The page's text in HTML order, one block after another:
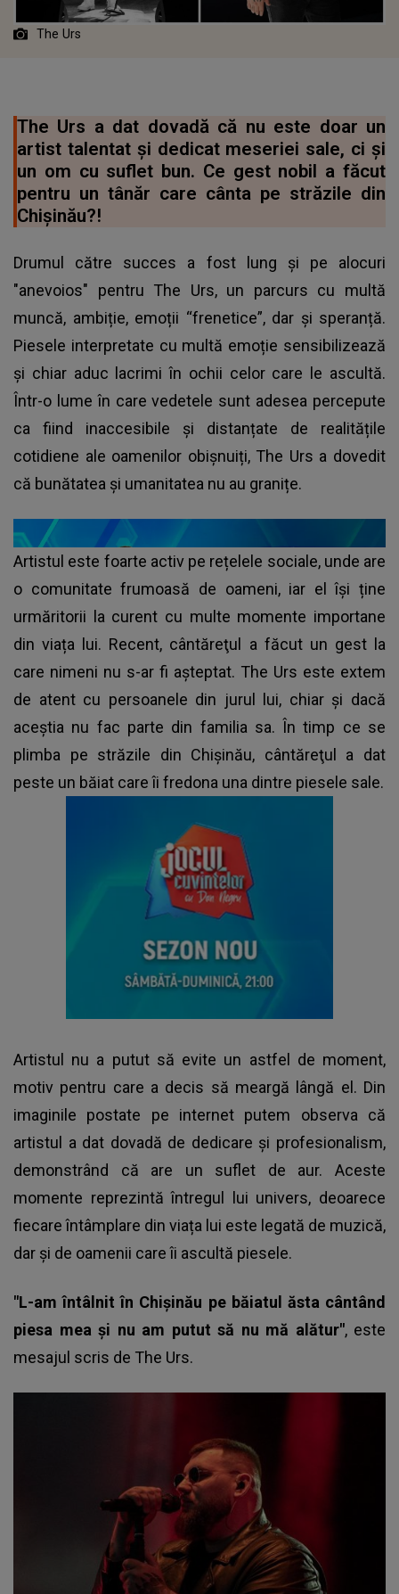
The Urs
The Urs a dat dovadă că nu este doar un
artist talentat și dedicat meseriei sale, ci și
un om cu suflet bun. Ce gest nobil a făcut
pentru un tânăr care cânta pe străzile din
Chișinău?!
Drumul către succes a fost lung și pe alocuri
"anevoios" pentru The Urs, un parcurs cu multă
muncă, ambiție, emoții “frenetice”, dar și speranță.
Piesele interpretate cu multă emoție sensibilizează
și chiar aduc lacrimi în ochii celor care le ascultă.
Într-o lume în care vedetele sunt adesea percepute
ca fiind inaccesibile și distanțate de realitățile
cotidiene ale oamenilor obișnuiți, The Urs a dovedit
că bunătatea și umanitatea nu au granițe.
Artistul este foarte activ pe rețelele sociale, unde are
o comunitate frumoasă de oameni, iar el își ține
urmăritorii la curent cu multe momente importane
din viața lui. Recent, cântăreţul a făcut un gest la
care nimeni nu s-ar fi așteptat. The Urs este extem
de atent cu persoanele din jurul lui, chiar și dacă
aceștia nu fac parte din familia sa. În timp ce se
plimba pe străzile din Chișinău, cântăreţul a dat
peste un băiat care îi fredona una dintre piesele sale.
Artistul nu a putut să evite un astfel de moment,
motiv pentru care a decis să meargă lângă el. Din
imaginile postate pe internet putem observa că
artistul a dat dovadă de dedicare și profesionalism,
demonstrând că are un suflet de aur. Aceste
momente reprezintă întregul lui univers, deoarece
fiecare întâmplare din viața lui este legată de muzică,
dar și de oamenii care îi ascultă piesele.
"L-am întâlnit în Chișinău pe băiatul ăsta cântând
piesa mea și nu am putut să nu mă alătur", este
mesajul scris de The Urs.